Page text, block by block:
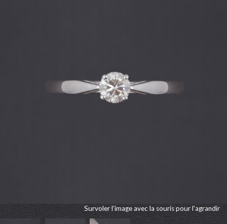
Survoler l'image avec la souris pour l'agrandir